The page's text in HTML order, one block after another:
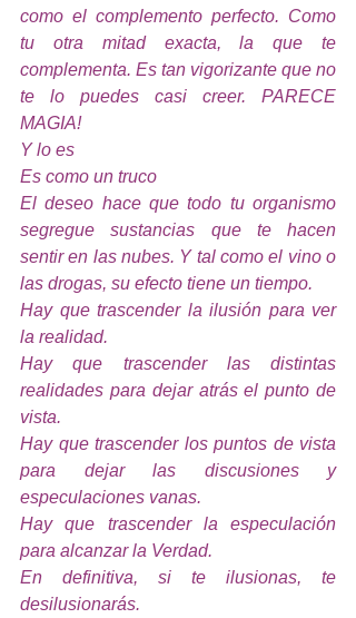
como el complemento perfecto. Como
tu otra mitad exacta, la que te
complementa. Es tan vigorizante que no
te lo puedes casi creer. PARECE
MAGIA!
Y lo es
Es como un truco
El deseo hace que todo tu organismo
segregue sustancias que te hacen
sentir en las nubes. Y tal como el vino o
las drogas, su efecto tiene un tiempo.
Hay que trascender la ilusión para ver
la realidad.
Hay que trascender las distintas
realidades para dejar atrás el punto de
vista.
Hay que trascender los puntos de vista
para dejar las discusiones y
especulaciones vanas.
Hay que trascender la especulación
para alcanzar la Verdad.
En definitiva, si te ilusionas, te
desilusionarás.